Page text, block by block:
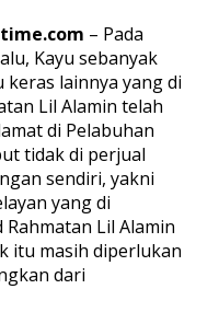
– Pada
Kayu sebanyak
keras lainnya yang di
Lil Alamin telah
di Pelabuhan
tidak di perjual
sendiri, yakni
yang di
Lil Alamin
itu masih diperlukan
dari